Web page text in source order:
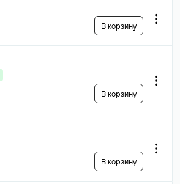
В корзину
В корзину
В корзину